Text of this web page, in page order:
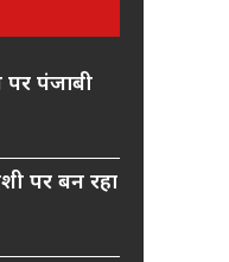
पर पंजाबी
पर बन रहा